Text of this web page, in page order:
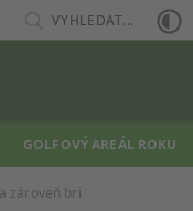
VYHLEDAT...
GOLFOVÝ AREÁL ROKU
zároveň bri